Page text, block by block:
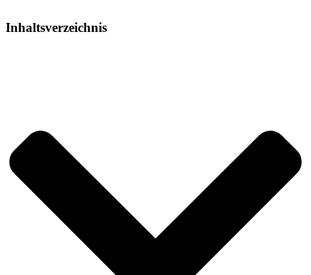
Inhaltsverzeichnis